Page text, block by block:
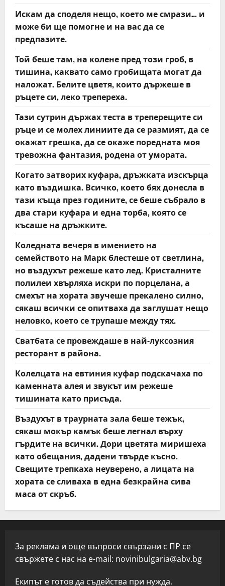
Искам да споделя нещо, което ме смрази… и
може би ще помогне и на вас да се
предпазите.
Той беше там, на колене пред този гроб, в
тишина, каквато само гробищата могат да
наложат. Белите цветя, които държеше в
ръцете си, леко трепереха.
Тази сутрин държах теста в треперещите си
ръце и се молех линиите да се размият, да се
окажат грешка, да се окаже поредната моя
тревожна фантазия, родена от умората.
Когато затворих куфара, дръжката изскърца
като въздишка. Всичко, което бях донесла в
тази къща през годините, се беше събрало в
два стари куфара и една торба, която се
късаше на дръжките.
Коледната вечеря в имението на
семейството на Марк блестеше от светлина,
но въздухът режеше като лед. Кристалните
полилеи хвърляха искри по порцелана, а
смехът на хората звучеше прекалено силно,
сякаш всички се опитваха да заглушат нещо
неловко, което се трупаше между тях.
Сватбата се провеждаше в най-луксозния
ресторант в района.
Колелцата на евтиния куфар подскачаха по
каменната алея и звукът им режеше
тишината като присъда.
Въздухът в траурната зала беше тежък,
сякаш мокър камък беше легнал върху
гърдите на всички. Дори цветята миришеха
като обещания, дадени твърде късно.
Свещите трепкаха неуверено, а лицата на
хората се сливаха в една безкрайна сива
маса от скръб.
За реклама и още въпроси свързани с ПР се
свържете с нас на e-mail: novinibulgaria@abv.bg
Екипът е готов да съдейства при нужда.